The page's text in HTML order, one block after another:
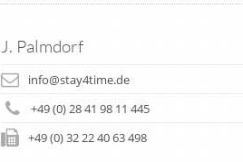
J. Palmdorf
info@stay4time.de
+49 (0) 28 41 98 11 445
+49 (0) 32 22 40 63 498